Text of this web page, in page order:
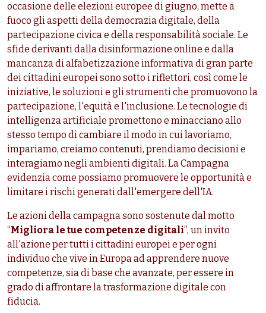
occasione delle elezioni europee di giugno, mette a
fuoco gli aspetti della democrazia digitale, della
partecipazione civica e della responsabilità sociale. Le
sfide derivanti dalla disinformazione online e dalla
mancanza di alfabetizzazione informativa di gran parte
dei cittadini europei sono sotto i riflettori, così come le
iniziative, le soluzioni e gli strumenti che promuovono la
partecipazione, l'equità e l'inclusione. Le tecnologie di
intelligenza artificiale promettono e minacciano allo
stesso tempo di cambiare il modo in cui lavoriamo,
impariamo, creiamo contenuti, prendiamo decisioni e
interagiamo negli ambienti digitali. La Campagna
evidenzia come possiamo promuovere le opportunità e
limitare i rischi generati dall'emergere dell'IA.
Le azioni della campagna sono sostenute dal motto
“Migliora le tue competenze digitali”, un invito
all'azione per tutti i cittadini europei e per ogni
individuo che vive in Europa ad apprendere nuove
competenze, sia di base che avanzate, per essere in
grado di affrontare la trasformazione digitale con
fiducia.